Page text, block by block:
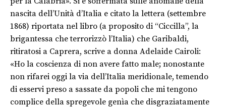
nascita dell’Unità d’Italia e citato la lettera (settembre
1868) riportata nel libro (a proposito di “Ciccilla”, la
brigantessa che terrorizzò l’Italia) che Garibaldi,
ritiratosi a Caprera, scrive a donna Adelaide Cairoli:
«Ho la coscienza di non avere fatto male; nonostante
non rifarei oggi la via dell’Italia meridionale, temendo
di esservi preso a sassate da popoli che mi tengono
complice della spregevole genìa che disgraziatamente